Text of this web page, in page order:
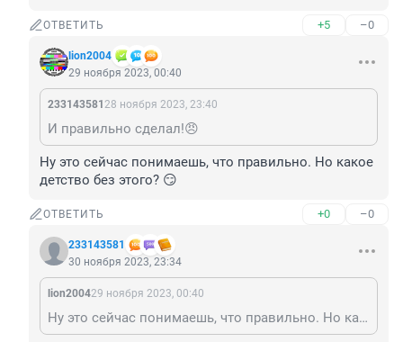
ОТВЕТИТЬ +5 –0
lion2004
29 ноября 2023, 00:40
233143581 28 ноября 2023, 23:40
И правильно сделал!😠
Ну это сейчас понимаешь, что правильно. Но какое
детство без этого? 😏
ОТВЕТИТЬ +0 –0
233143581
30 ноября 2023, 23:34
lion200429 ноября 2023, 00:40
Ну это сейчас понимаешь, что правильно. Но какое детство без этого? 😏